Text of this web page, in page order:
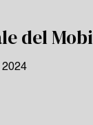
del
2024